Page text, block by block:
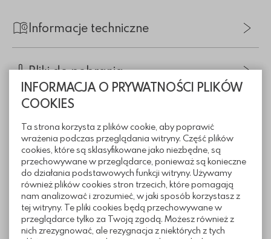
INFORMACJA O PRYWATNOŚCI PLIKÓW
COOKIES
Ta strona korzysta z plików cookie, aby poprawić
wrażenia podczas przeglądania witryny. Część plików
cookies, które są sklasyfikowane jako niezbędne, są
przechowywane w przeglądarce, ponieważ są konieczne
do działania podstawowych funkcji witryny. Używamy
również plików cookies stron trzecich, które pomagają
nam analizować i zrozumieć, w jaki sposób korzystasz z
tej witryny. Te pliki cookies będą przechowywane w
przeglądarce tylko za Twoją zgodą. Możesz również z
nich zrezygnować, ale rezygnacja z niektórych z tych
Informacje techniczne
Pliki do pobrania
Inne z tej kategorii